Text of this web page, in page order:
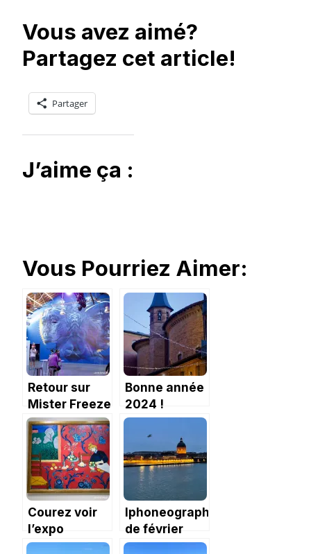
Vous avez aimé?
Partagez cet article!
Partager
J’aime ça :
Vous Pourriez Aimer:
Retour sur
Mister Freeze
2017 : une
expo géante
Bonne année
2024 !
Courez voir
l’expo
Chtchoukine
Iphoneography
de février
2024, la